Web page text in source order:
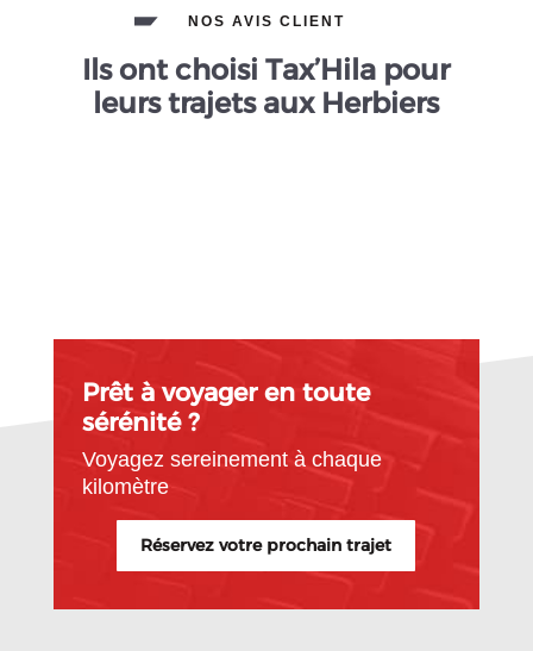
NOS AVIS CLIENT
Ils ont choisi Tax’Hila pour
leurs trajets aux Herbiers
Prêt à voyager en toute
sérénité ?
Voyagez sereinement à chaque
kilomètre
Réservez votre prochain trajet